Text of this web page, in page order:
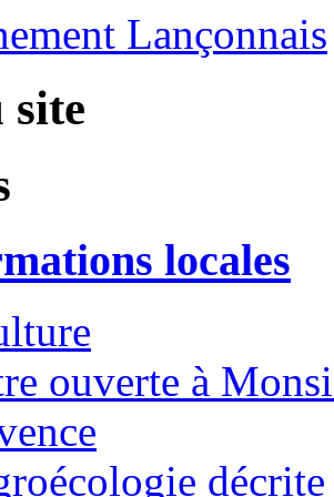
Lançonnais
site
locales
ouverte à